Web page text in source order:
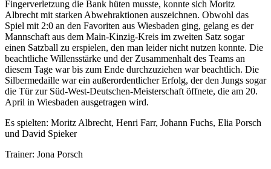
Fingerverletzung die Bank hüten musste, konnte sich Moritz
Albrecht mit starken Abwehraktionen auszeichnen. Obwohl das
Spiel mit 2:0 an den Favoriten aus Wiesbaden ging, gelang es der
Mannschaft aus dem Main-Kinzig-Kreis im zweiten Satz sogar
einen Satzball zu erspielen, den man leider nicht nutzen konnte. Die
beachtliche Willensstärke und der Zusammenhalt des Teams an
diesem Tage war bis zum Ende durchzuziehen war beachtlich. Die
Silbermedaille war ein außerordentlicher Erfolg, der den Jungs sogar
die Tür zur Süd-West-Deutschen-Meisterschaft öffnete, die am 20.
April in Wiesbaden ausgetragen wird.
Es spielten: Moritz Albrecht, Henri Farr, Johann Fuchs, Elia Porsch
und David Spieker
Trainer: Jona Porsch